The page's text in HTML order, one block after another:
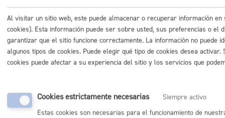
Donostia Turismo
Fomento de San Sebastián
Dbus
Síguenos en redes sociales
Al visitar un sitio web, este puede almacenar o recuperar información
cookies). Esta información puede ser sobre usted, sus preferencias o el
garantizar que el sitio funcione correctamente. La información no puede
algunos tipos de cookies. Puede elegir qué tipo de cookies desea
cookies puede afectar a su experiencia del sitio y los servicios que
Cookies estrictamente necesarias
Siempre activo
Estas cookies son necesarias para el funcionamiento de